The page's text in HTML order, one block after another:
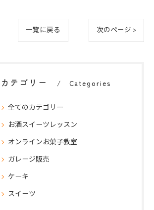
一覧に戻る 次のページ >
カテゴリー Categories
全てのカテゴリー
お酒スイーツレッスン
オンラインお菓子教室
ガレージ販売
ケーキ
スイーツ